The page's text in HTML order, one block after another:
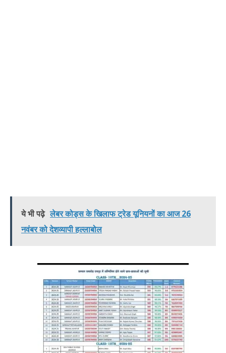
ये भी पढ़े लेबर कोड्स के खिलाफ ट्रेड यूनियनों का आज 26
नवंबर को देशव्यापी हल्लाबोल